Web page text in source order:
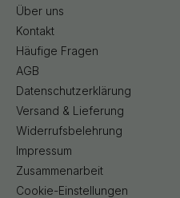
Über uns
Kontakt
Häufige Fragen
AGB
Datenschutzerklärung
Versand & Lieferung
Widerrufsbelehrung
Impressum
Zusammenarbeit
Cookie-Einstellungen